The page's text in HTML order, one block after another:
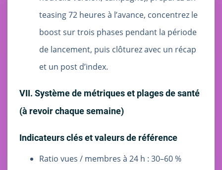
teasing 72 heures à l’avance, concentrez le
boost sur trois phases pendant la période
de lancement, puis clôturez avec un récap
et un post d’index.
VII. Système de métriques et plages de santé
(à revoir chaque semaine)
Indicateurs clés et valeurs de référence
Ratio vues / membres à 24 h : 30–60 %